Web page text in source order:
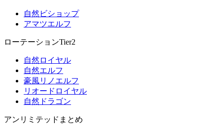
自然ビショップ
アマツエルフ
ローテーションTier2
自然ロイヤル
自然エルフ
豪風リノエルフ
リオードロイヤル
自然ドラゴン
アンリミテッドまとめ